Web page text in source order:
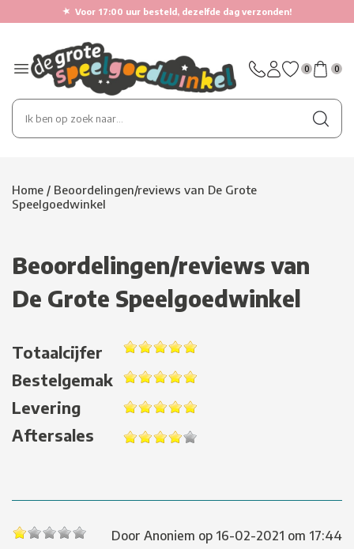
★ Voor 17:00 uur besteld, dezelfde dag verzonden!
0 0
Home / Beoordelingen/reviews van De Grote
Speelgoedwinkel
Beoordelingen/reviews van
De Grote Speelgoedwinkel
Totaalcijfer
Bestelgemak
Levering
Aftersales
Door Anoniem op 16-02-2021 om 17:44